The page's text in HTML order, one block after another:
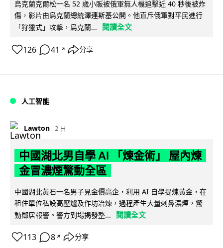
烏克蘭克爾松一名 52 歲小販被俄軍無人機追擊近 40 秒後被炸
傷，影片由烏克蘭總統澤連斯基公開。他直斥俄軍對平民進行
「狩獵式」攻擊，烏克蘭...
閱讀全文
126 41 ↗ 分享
人工智能
Lawton 2 日
中國湖北男自學 AI 「煉金術」 屋內煉
金冒濃煙驚動全區
中國湖北黃石一名男子見金價高企，利用 AI 自學提煉黃金，在
租住單位私設高壓爐及作坊冶煉，過程產生大量刺鼻濃煙，驚
動鄰居報警。警方到場揭發整...
閱讀全文
113 8 ↗ 分享